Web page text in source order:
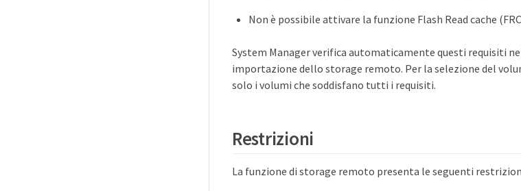
Non è possibile attivare la funzione Flash Read cache
System Manager verifica automaticamente questi requisiti
importazione dello storage remoto. Per la selezione del
solo i volumi che soddisfano tutti i requisiti.
Restrizioni
La funzione di storage remoto presenta le seguenti